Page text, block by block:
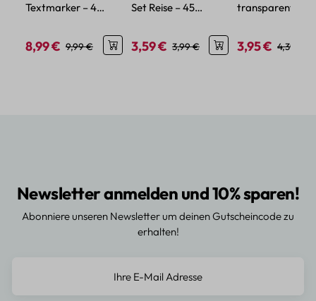
Textmarker – 4
Verkaufspreis:
8,99 € Regulärer Preis:
9,99 €
Set Reise – 45
Verkaufspreis:
3,59 € Regulärer Preis:
3,99 €
transparent – 50
Verkaufspreis:
3,95 € 4,39 €
Newsletter anmelden und 10% sparen!
Abonniere unseren Newsletter um deinen Gutscheincode zu
erhalten!